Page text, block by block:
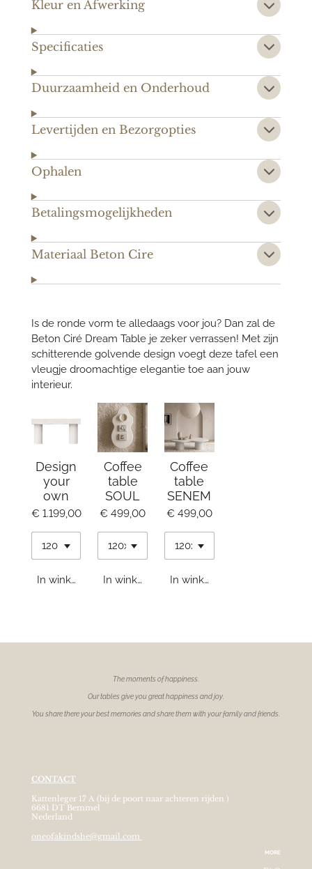
Kleur en Afwerking
Specificaties
Duurzaamheid en Onderhoud
Levertijden en Bezorgopties
Ophalen
Betalingsmogelijkheden
Materiaal Beton Cire
Is de ronde vorm te alledaags voor jou? Dan zal de
Beton Ciré Dream Table je zeker verrassen! Met zijn
schitterende golvende design voegt deze tafel een
vleugje droomachtige elegantie toe aan jouw
interieur.
Design
your
own
€ 1.199,00
In winkelwagen
Coffee
table
SOUL
€ 499,00
In winkelwagen
Coffee
table
SENEM
€ 499,00
In winkelwagen
The moments ofhappiness.
Our tables give you great happiness and joy.
You share there your best memories and share them with your family and friends.
CONTACT
Kattenleger 17 A (bij de poort naar achteren rijden )
6681 DT Bemmel
Nederland
oneofakindshe@gmail.com
MORE